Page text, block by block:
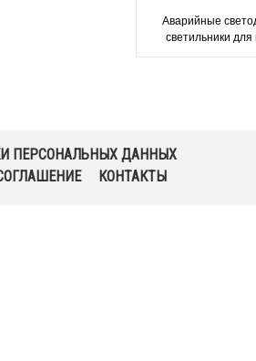
Аварийные
светильники для
потолков ONTEC
ПЕРСОНАЛЬНЫХ ДАННЫХ
КОНТАКТЫ